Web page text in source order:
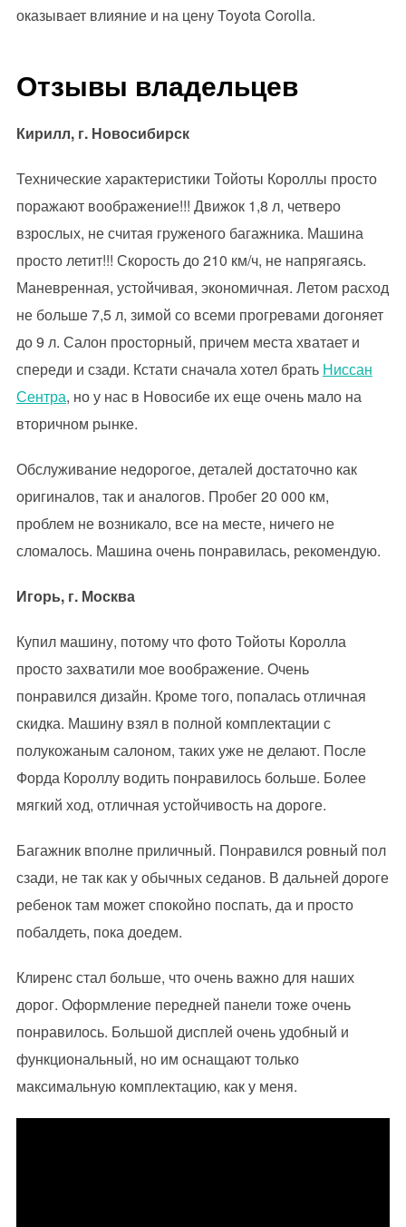
оказывает влияние и на цену Toyota Corolla.
Отзывы владельцев
Кирилл, г. Новосибирск
Технические характеристики Тойоты Короллы просто
поражают воображение!!! Движок 1,8 л, четверо
взрослых, не считая груженого багажника. Машина
просто летит!!! Скорость до 210 км/ч, не напрягаясь.
Маневренная, устойчивая, экономичная. Летом расход
не больше 7,5 л, зимой со всеми прогревами догоняет
до 9 л. Салон просторный, причем места хватает и
спереди и сзади. Кстати сначала хотел брать Ниссан
Сентра, но у нас в Новосибе их еще очень мало на
вторичном рынке.
Обслуживание недорогое, деталей достаточно как
оригиналов, так и аналогов. Пробег 20 000 км,
проблем не возникало, все на месте, ничего не
сломалось. Машина очень понравилась, рекомендую.
Игорь, г. Москва
Купил машину, потому что фото Тойоты Королла
просто захватили мое воображение. Очень
понравился дизайн. Кроме того, попалась отличная
скидка. Машину взял в полной комплектации с
полукожаным салоном, таких уже не делают. После
Форда Короллу водить понравилось больше. Более
мягкий ход, отличная устойчивость на дороге.
Багажник вполне приличный. Понравился ровный пол
сзади, не так как у обычных седанов. В дальней дороге
ребенок там может спокойно поспать, да и просто
побалдеть, пока доедем.
Клиренс стал больше, что очень важно для наших
дорог. Оформление передней панели тоже очень
понравилось. Большой дисплей очень удобный и
функциональный, но им оснащают только
максимальную комплектацию, как у меня.